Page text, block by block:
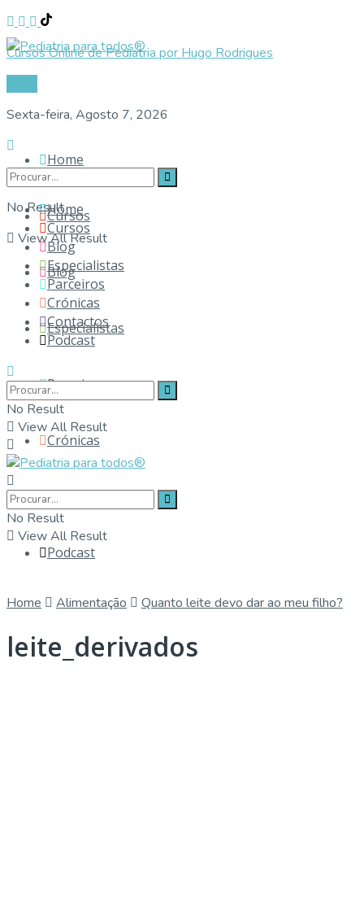
Cursos Online de Pediatria por Hugo Rodrigues
Sexta-feira, Agosto 7, 2026
No Result
View All Result
Home
Cursos
Blog
Especialistas
Parceiros
Crónicas
Contactos
Podcast
Home
Cursos
Blog
Especialistas
Parceiros
Crónicas
Contactos
Podcast
No Result
View All Result
No Result
View All Result
Home Alimentação Quanto leite devo dar ao meu filho?
leite_derivados